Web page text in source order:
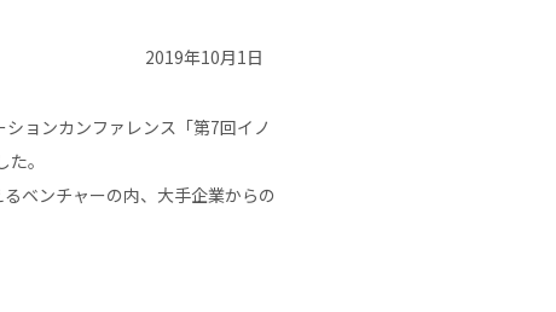
2019年10月1日
ョンカンファレンス「第7回イノ
。
ベンチャーの内、大手企業からの